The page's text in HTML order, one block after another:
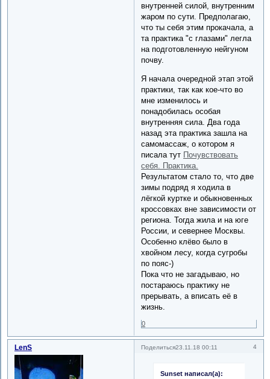
внутренней силой, внутренним
жаром по сути. Предполагаю,
что ты себя этим прокачала, а
та практика "с глазами" легла
на подготовленную нейгуном
почву.
Я начала очередной этап этой
практики, так как кое-что во
мне изменилось и
понадобилась особая
внутренняя сила. Два года
назад эта практика зашла на
самомассаж, о котором я
писала тут Почувствовать
себя. Практика.
Результатом стало то, что две
зимы подряд я ходила в
лёгкой куртке и обыкновенных
кроссовках вне зависимости от
региона. Тогда жила и на юге
России, и севернее Москвы.
Особенно клёво было в
хвойном лесу, когда сугробы
по пояс-)
Пока что не загадываю, но
постараюсь практику не
прерывать, а вписать её в
жизнь.
0
Поделиться 4
23.11.18 00:11
LenS
Sunset написал(а):